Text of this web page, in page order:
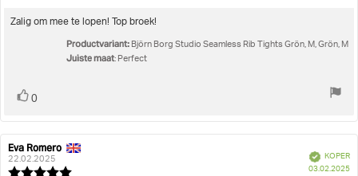
uit
sterren
Beoordelingstekst:
Zalig om mee te lopen! Top broek!
Productvariant: Björn Borg Studio Seamless Rib Tights Grön, M, Grön, M
Juiste maat: Perfect
Stem
0
Auteur
van
deze
Eva Romero
22.02.2025
Geverifieerd
KOPER
03.02.2025